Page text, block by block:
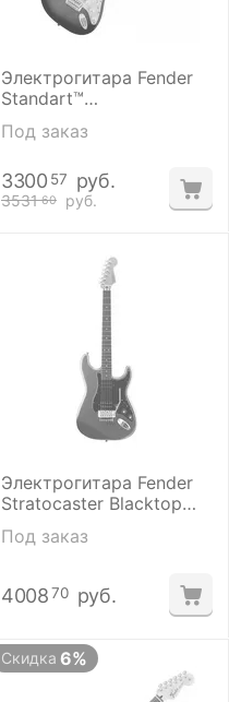
Электрогитара Fender
Standart™
Plus Tobacco Sunburst
Под заказ
3531 60 руб.
3300 57 руб.
Электрогитара Fender
Stratocaster Blacktop
RW Floyd Rose Titanium
Silver
Под заказ
4008 70 руб.
Скидка 6%